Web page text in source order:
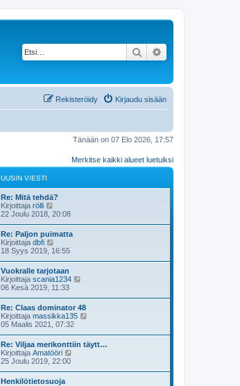
Etsi
Kirjaudu sisään
Rekisteröidy
Tänään on 07 Elo 2026, 17:57
Merkitse kaikki alueet luetuiksi
UUSIN VIESTI
Re: Mitä tehdä?
Kirjoittaja rölli
ä
ä
u
u
s
i
n
v
i
e
s
t
22 Joulu 2018, 20:08
Re: Paljon puimatta
Kirjoittaja dbfi
ä
ä
u
u
s
i
n
v
i
e
s
t
i
18 Syys 2019, 16:55
Vuokralle tarjotaan
Kirjoittaja scania1234
t
ä
u
s
i
06 Kesä 2019, 11:33
Re: Claas dominator 48
Kirjoittaja massikka135
t
ä
s
05 Maalis 2021, 07:32
Re: Viljaa merikonttiin täytt…
Kirjoittaja Amatööri
25 Joulu 2019, 22:00
Henkilötietosuoja